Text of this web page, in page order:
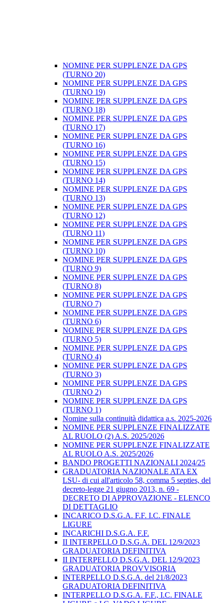
NOMINE PER SUPPLENZE DA GPS
(TURNO 20)
NOMINE PER SUPPLENZE DA GPS
(TURNO 19)
NOMINE PER SUPPLENZE DA GPS
(TURNO 18)
NOMINE PER SUPPLENZE DA GPS
(TURNO 17)
NOMINE PER SUPPLENZE DA GPS
(TURNO 16)
NOMINE PER SUPPLENZE DA GPS
(TURNO 15)
NOMINE PER SUPPLENZE DA GPS
(TURNO 14)
NOMINE PER SUPPLENZE DA GPS
(TURNO 13)
NOMINE PER SUPPLENZE DA GPS
(TURNO 12)
NOMINE PER SUPPLENZE DA GPS
(TURNO 11)
NOMINE PER SUPPLENZE DA GPS
(TURNO 10)
NOMINE PER SUPPLENZE DA GPS
(TURNO 9)
NOMINE PER SUPPLENZE DA GPS
(TURNO 8)
NOMINE PER SUPPLENZE DA GPS
(TURNO 7)
NOMINE PER SUPPLENZE DA GPS
(TURNO 6)
NOMINE PER SUPPLENZE DA GPS
(TURNO 5)
NOMINE PER SUPPLENZE DA GPS
(TURNO 4)
NOMINE PER SUPPLENZE DA GPS
(TURNO 3)
NOMINE PER SUPPLENZE DA GPS
(TURNO 2)
NOMINE PER SUPPLENZE DA GPS
(TURNO 1)
Nomine sulla continuità didattica a.s. 2025-2026
NOMINE PER SUPPLENZE FINALIZZATE
AL RUOLO (2) A.S. 2025/2026
NOMINE PER SUPPLENZE FINALIZZATE
AL RUOLO A.S. 2025/2026
BANDO PROGETTI NAZIONALI 2024/25
GRADUATORIA NAZIONALE ATA EX
LSU- di cui all'articolo 58, comma 5 septies, del
decreto-legge 21 giugno 2013, n. 69 -
DECRETO DI APPROVAZIONE - ELENCO
DI DETTAGLIO
INCARICO D.S.G.A. F.F. I.C. FINALE
LIGURE
INCARICHI D.S.G.A. F.F.
II INTERPELLO D.S.G.A. DEL 12/9/2023
GRADUATORIA DEFINITIVA
II INTERPELLO D.S.G.A. DEL 12/9/2023
GRADUATORIA PROVVISORIA
INTERPELLO D.S.G.A. del 21/8/2023
GRADUATORIA DEFINITIVA
INTERPELLO D.S.G.A. F.F., I.C. FINALE